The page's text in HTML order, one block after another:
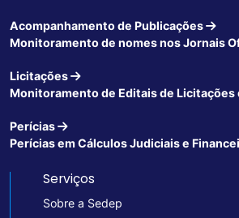
Acompanhamento de Publicações
Monitoramento de nomes nos Jornais
Licitações
Monitoramento de Editais de Licitações
Perícias
Perícias em Cálculos Judiciais e
Serviços
Sobre a Sedep